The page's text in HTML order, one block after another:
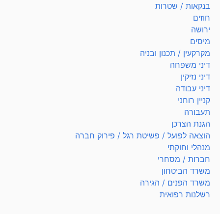
בנקאות / שטרות
חוזים
ירושה
מיסים
מקרקעין / תכנון ובניה
דיני משפחה
דיני נזיקין
דיני עבודה
קניין רוחני
תעבורה
הגנת הצרכן
הוצאה לפועל / פשיטת רגל / פירוק חברה
מנהלי וחוקתי
חברות / מסחרי
משרד הביטחון
משרד הפנים / הגירה
רשלנות רפואית